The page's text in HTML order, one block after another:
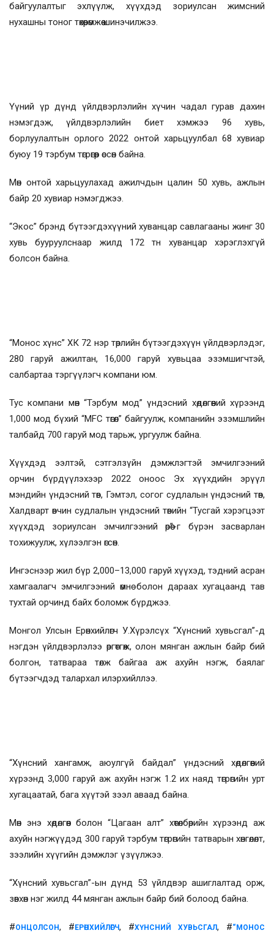
байгуулалтыг эхлүүлж, хүүхдэд зориулсан жимсний
нухашны тоног төхөөрөмжөө шинэчилжээ.
Үүний үр дүнд үйлдвэрлэлийн хүчин чадал гурав дахин
нэмэгдэж, үйлдвэрлэлийн биет хэмжээ 96 хувь,
борлуулалтын орлого 2022 онтой харьцуулбал 68 хувиар
буюу 19 тэрбум төгрөгөөр өссөн байна.
Мөн онтой харьцуулахад ажилчдын цалин 50 хувь, ажлын
байр 20 хувиар нэмэгджээ.
“Экос” брэнд бүтээгдэхүүний хуванцар савлагааны жинг 30
хувь бууруулснаар жилд 172 тн хуванцар хэрэглэхгүй
болсон байна.
“Монос хүнс” ХК 72 нэр төрлийн бүтээгдэхүүн үйлдвэрлэдэг,
280 гаруй ажилтан, 16,000 гаруй хувьцаа эзэмшигчтэй,
салбартаа тэргүүлэгч компани юм.
Тус компани мөн “Тэрбум мод” үндэсний хөдөлгөөний хүрээнд
1,000 мод бүхий “MFC төгөл” байгуулж, компанийн эзэмшлийн
талбайд 700 гаруй мод тарьж, ургуулж байна.
Хүүхдэд ээлтэй, сэтгэлзүйн дэмжлэгтэй эмчилгээний
орчин бүрдүүлэхээр 2022 оноос Эх хүүхдийн эрүүл
мэндийн үндэсний төв, Гэмтэл, согог судлалын үндэсний төв,
Халдварт өвчин судлалын үндэсний төвийн “Тусгай хэрэгцээт
хүүхдэд зориулсан эмчилгээний өрөө”-г бүрэн засварлан
тохижуулж, хүлээлгэн өгсөн.
Ингэснээр жил бүр 2,000–13,000 гаруй хүүхэд, тэдний асран
хамгаалагч эмчилгээний өмнө болон дараах хугацаанд тав
тухтай орчинд байх боломж бүрджээ.
Монгол Улсын Ерөнхийлөгч У.Хүрэлсүх “Хүнсний хувьсгал”-д
нэгдэн үйлдвэрлэлээ өргөтгөж, олон мянган ажлын байр бий
болгон, татвараа төлж байгаа аж ахуйн нэгж, баялаг
бүтээгчдэд талархал илэрхийллээ.
“Хүнсний хангамж, аюулгүй байдал” үндэсний хөдөлгөөний
хүрээнд 3,000 гаруй аж ахуйн нэгж 1.2 их наяд төгрөгийн урт
хугацаатай, бага хүүтэй зээл аваад байна.
Мөн энэ хөдөлгөөн болон “Цагаан алт” хөтөлбөрийн хүрээнд аж
ахуйн нэгжүүдэд 300 гаруй тэрбум төгрөгийн татварын хөнгөлөлт,
зээлийн хүүгийн дэмжлэг үзүүлжээ.
“Хүнсний хувьсгал”-ын дүнд 53 үйлдвэр ашиглалтад орж,
зөвхөн нэг жилд 44 мянган ажлын байр бий болоод байна.
#ОНЦОЛСОН, # ЕРӨНХИЙЛӨГЧ, #ХҮНСНИЙ ХУВЬСГАЛ, #“МОНОС